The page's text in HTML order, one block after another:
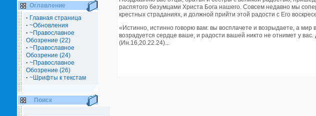
Оглавление
· Главная страница
· ~Обновления
· ~Православное
Обозрение (22)
· ~Православное
Обозрение (24)
· ~Православное
Обозрение (26)
· ~Шрифты к текстам
Поиск
распятого безумцами Христа Бога нашего. Совсем недавно мы
крестных страданиях, и должной прийти этой радости с Его
«Истинно, истинно говорю вам: вы восплачете и возрыдаете, а
возрадуется сердце ваше, и радости вашей никто не отнимет у
(Ин.16,20.22.24)...